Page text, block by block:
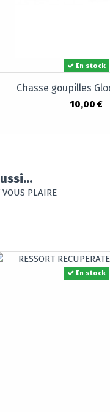
En stock
Chasse goupilles
10,00 €
PLAIRE
En stock